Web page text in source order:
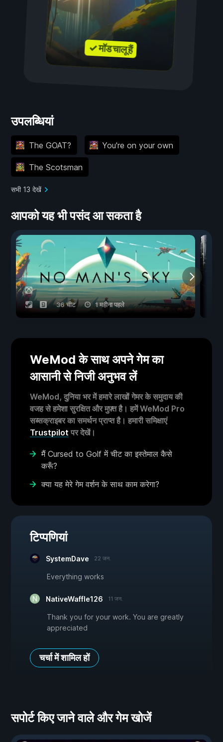
✓ मॉड चालू हैं
उपलब्धियां
The GOAT? You're on your own
The Scotsman
सभी 13 देखें
आपको यह भी पसंद आ सकता है
36 चीट 1 महीना पहले
WeMod के साथ अपने गेम का
आसानी से निजी अनुभव लें
WeMod, दुनिया भर में हमारे लाखों गेमर के समुदाय की
वजह से हमेशा सुरक्षित और मुफ़्त है। हमें WeMod Pro
सब्सक्राइबर का समर्थन प्राप्त है। हमारी समिक्षाएं
Trustpilot पर देखें।
मैं Cursed to Golf में चीट का इस्तेमाल कैसे
करूँ?
क्या यह मेरे गेम वर्शन के साथ काम करेगा?
टिप्पणियां
SystemDave 22 जन.
Everything works
NativeWaffle126 11 जन.
Thank you for your work. You are greatly
appreciated
चर्चा में शामिल हों
सपोर्ट किए जाने वाले और गेम खोजें